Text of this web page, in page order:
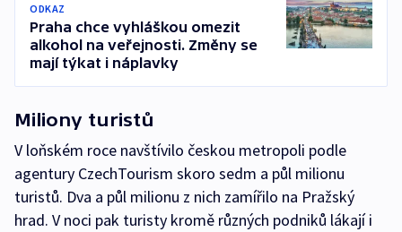
ODKAZ
Praha chce vyhláškou omezit
alkohol na veřejnosti. Změny se
mají týkat i náplavky
Miliony turistů
V loňském roce navštívilo českou metropoli podle
agentury CzechTourism skoro sedm a půl milionu
turistů. Dva a půl milionu z nich zamířilo na Pražský
hrad. V noci pak turisty kromě různých podniků lákají i